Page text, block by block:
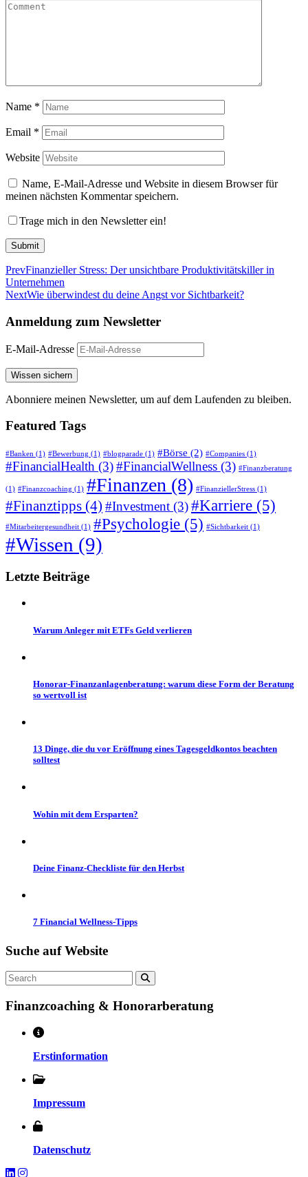
Name *
Email *
Website
Name, E-Mail-Adresse und Website in diesem Browser für
meinen nächsten Kommentar speichern.
Trage mich in den Newsletter ein!
Submit
PrevFinanzieller Stress: Der unsichtbare Produktivitätskiller in
Unternehmen
NextWie überwindest du deine Angst vor Sichtbarkeit?
Anmeldung zum Newsletter
E-Mail-Adresse
Abonniere meinen Newsletter, um auf dem Laufenden zu bleiben.
Featured Tags
#Banken (1) #Bewerbung (1) #blogparade (1) #Börse (2) #Companies (1)
#FinancialHealth (3)#FinancialWellness (3) #Finanzberatung
(1) #Finanzcoaching (1) #Finanzen (8) #FinanziellerStress (1)
#Finanztipps (4) #Investment (3)#Karriere (5)
#Mitarbeitergesundheit (1) #Psychologie (5) #Sichtbarkeit (1)
#Wissen (9)
Letzte Beiträge
Warum Anleger mit ETFs Geld verlieren
Honorar-Finanzanlagenberatung: warum diese Form der Beratung
so wertvoll ist
13 Dinge, die du vor Eröffnung eines Tagesgeldkontos beachten
solltest
Wohin mit dem Ersparten?
Deine Finanz-Checkliste für den Herbst
7 Financial Wellness-Tipps
Suche aufWebsite
Search
Finanzcoaching & Honorarberatung
Erstinformation
Impressum
Datenschutz